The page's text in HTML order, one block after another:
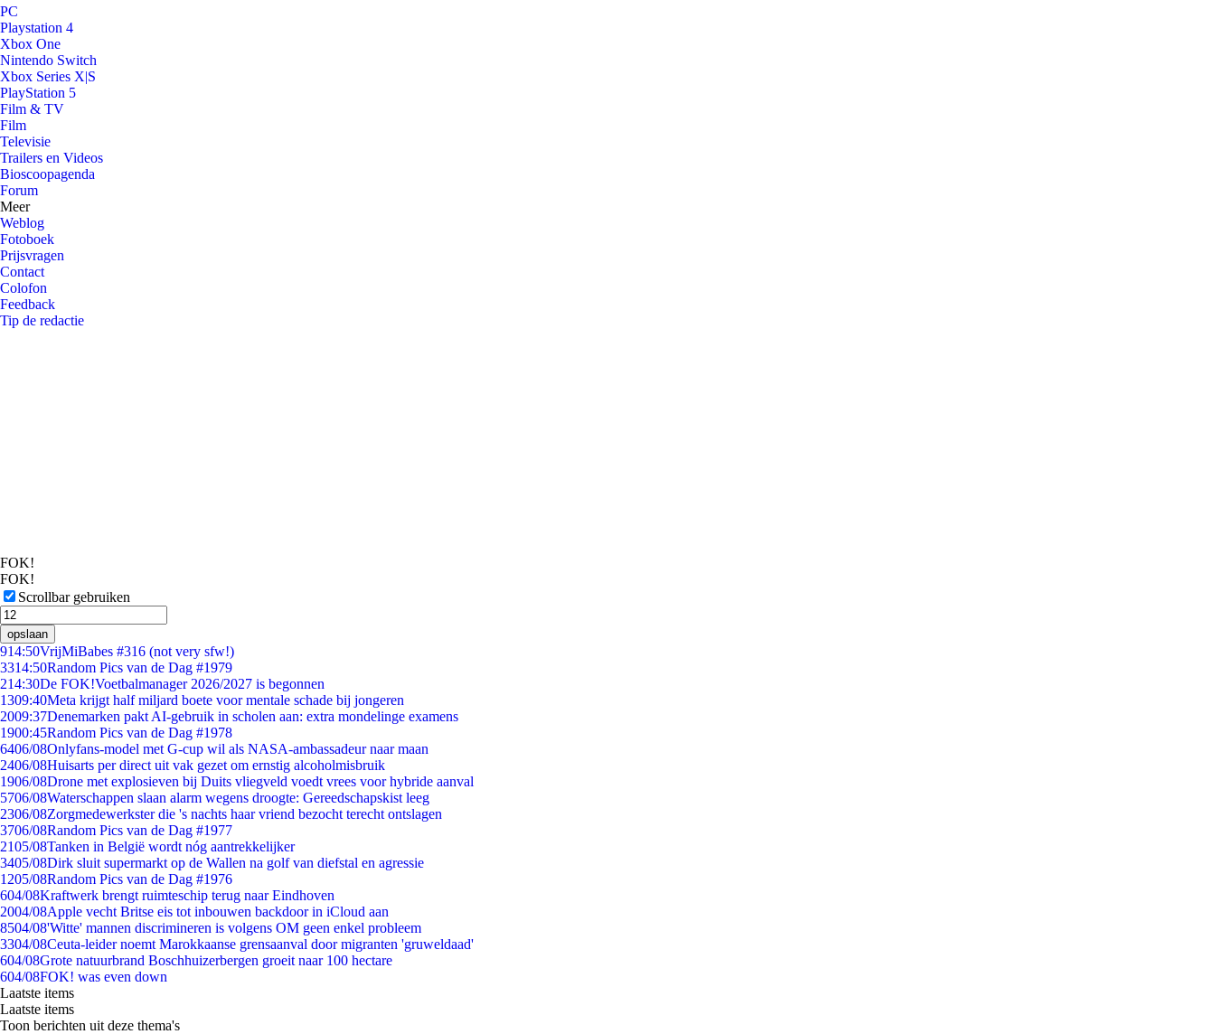
PC
Playstation 4
Xbox One
Nintendo Switch
Xbox Series X|S
PlayStation 5
Film & TV
Film
Televisie
Trailers en Videos
Bioscoopagenda
Forum
Meer
Weblog
Fotoboek
Prijsvragen
Contact
Colofon
Feedback
Tip de redactie
FOK!
FOK!
Scrollbar gebruiken
opslaan
914:50VrijMiBabes #316 (not very sfw!)
3314:50Random Pics van de Dag #1979
214:30De FOK!Voetbalmanager 2026/2027 is begonnen
1309:40Meta krijgt half miljard boete voor mentale schade bij jongeren
2009:37Denemarken pakt AI-gebruik in scholen aan: extra mondelinge examens
1900:45Random Pics van de Dag #1978
6406/08Onlyfans-model met G-cup wil als NASA-ambassadeur naar maan
2406/08Huisarts per direct uit vak gezet om ernstig alcoholmisbruik
1906/08Drone met explosieven bij Duits vliegveld voedt vrees voor hybride aanval
5706/08Waterschappen slaan alarm wegens droogte: Gereedschapskist leeg
2306/08Zorgmedewerkster die 's nachts haar vriend bezocht terecht ontslagen
3706/08Random Pics van de Dag #1977
2105/08Tanken in België wordt nóg aantrekkelijker
3405/08Dirk sluit supermarkt op de Wallen na golf van diefstal en agressie
1205/08Random Pics van de Dag #1976
604/08Kraftwerk brengt ruimteschip terug naar Eindhoven
2004/08Apple vecht Britse eis tot inbouwen backdoor in iCloud aan
8504/08'Witte' mannen discrimineren is volgens OM geen enkel probleem
3304/08Ceuta-leider noemt Marokkaanse grensaanval door migranten 'gruweldaad'
604/08Grote natuurbrand Boschhuizerbergen groeit naar 100 hectare
604/08FOK! was even down
Laatste items
Laatste items
Toon berichten uit deze thema's